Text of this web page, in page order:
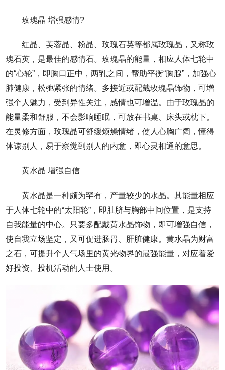
玫瑰晶 增强感情?
红晶、芙蓉晶、粉晶、玫瑰石英等都属玫瑰晶，又称玫
瑰石英，是最佳的感情石。玫瑰晶的能量，相应人体七轮中
的“心轮”，即胸口正中，两乳之间，帮助平衡“胸腺”，加强心
肺健康，松弛紧张的情绪。多接近或配戴玫瑰晶饰物，可增
强个人魅力，受到异性关注，感情也可增温。由于玫瑰晶的
能量柔和舒服，不会影响睡眠，可放在书桌、床头或枕下。
在灵修方面，玫瑰晶可舒缓烦燥情绪，使人心胸广阔，懂得
体谅别人，易于察觉到别人的内意，即心灵相通的意思。
黄水晶 增强自信
黄水晶是一种颇为罕有，产量较少的水晶。其能量相应
于人体七轮中的“太阳轮”，即肚脐与胸部中间位置，是支持
自我能量的中心。只要多配戴黄水晶饰物，即可增强自信，
使自我立场坚定，又可促进肠胃、肝脏健康。黄水晶为财富
之石，可提升个人气场里的黄光物界的最强能量，对应着爱
好投资、投机活动的人士使用。